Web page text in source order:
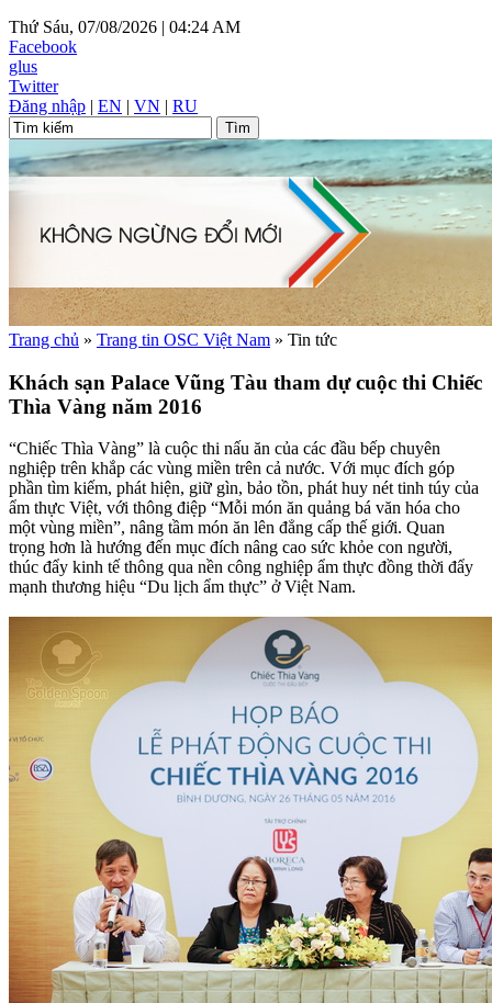
Thứ Sáu, 07/08/2026 | 04:24 AM
Facebook
glus
Twitter
Đăng nhập | EN | VN | RU
Trang chủ » Trang tin OSC Việt Nam » Tin tức
Khách sạn Palace Vũng Tàu tham dự cuộc thi Chiếc
Thìa Vàng năm 2016
“Chiếc Thìa Vàng” là cuộc thi nấu ăn của các đầu bếp chuyên
nghiệp trên khắp các vùng miền trên cả nước. Với mục đích góp
phần tìm kiếm, phát hiện, giữ gìn, bảo tồn, phát huy nét tinh túy của
ẩm thực Việt, với thông điệp “Mỗi món ăn quảng bá văn hóa cho
một vùng miền”, nâng tầm món ăn lên đẳng cấp thế giới. Quan
trọng hơn là hướng đến mục đích nâng cao sức khỏe con người,
thúc đẩy kinh tế thông qua nền công nghiệp ẩm thực đồng thời đẩy
mạnh thương hiệu “Du lịch ẩm thực” ở Việt Nam.